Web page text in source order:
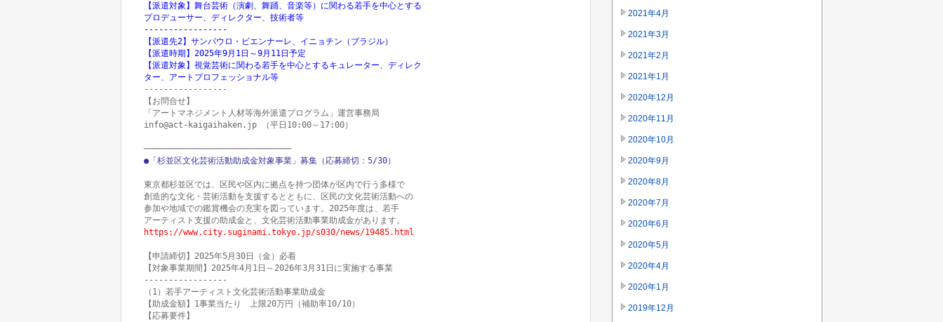
【派遣対象】舞台芸術（演劇、舞踊、音楽等）に関わる若手を中心とする
プロデューサー、ディレクター、技術者等
-----------------
【派遣先2】サンパウロ・ビエンナーレ、イニョチン（ブラジル）
【派遣時期】2025年9月1日～9月11日予定
【派遣対象】視覚芸術に関わる若手を中心とするキュレーター、ディレク
ター、アートプロフェッショナル等
-----------------
【お問合せ】
「アートマネジメント人材等海外派遣プログラム」運営事務局
info@act-kaigaihaken.jp （平日10:00～17:00）
──────────────────────────────
●「杉並区文化芸術活動助成金対象事業」募集（応募締切：5/30）
東京都杉並区では、区民や区内に拠点を持つ団体が区内で行う多様で
創造的な文化・芸術活動を支援するとともに、区民の文化芸術活動への
参加や地域での鑑賞機会の充実を図っています。2025年度は、若手
https://www.city.suginami.tokyo.jp/s030/news/19485.html
【申請締切】2025年5月30日（金）必着
【対象事業期間】2025年4月1日～2026年3月31日に実施する事業
-----------------
（1）若手アーティスト文化芸術活動事業助成金
【助成金額】1事業当たり　上限20万円（補助率10/10）
【応募要件】
2021年4月
2021年3月
2021年2月
2021年1月
2020年12月
2020年11月
2020年10月
2020年9月
2020年8月
2020年7月
2020年6月
2020年5月
2020年4月
2020年1月
2019年12月